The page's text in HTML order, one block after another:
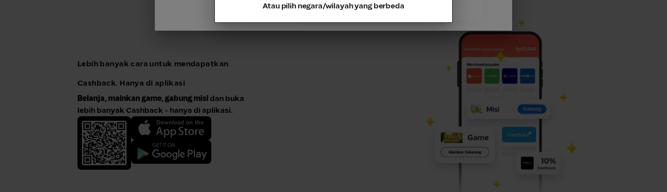
Lebih banyak cara untuk mendapatkan
Cashback. Hanya di aplikasi
Belanja, mainkan game, gabung misi dan buka
lebih banyak Cashback - hanya di aplikasi.
Atau pilih negara/wilayah yang berbeda